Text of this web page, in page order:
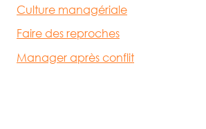
Culture managériale
Faire des reproches
Manager après conflit